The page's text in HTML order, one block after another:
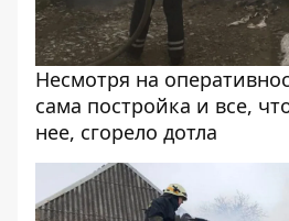
Несмотря на
сама постройка и все,
нее, сгорело дотла